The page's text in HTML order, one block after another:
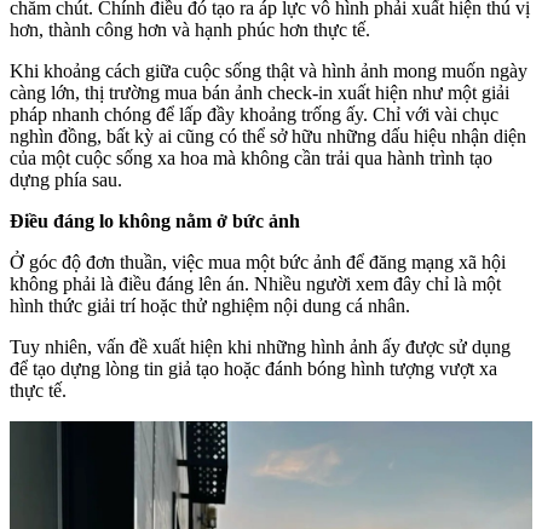
chăm chút. Chính điều đó tạo ra áp lực vô hình phải xuất hiện thú vị
hơn, thành công hơn và hạnh phúc hơn thực tế.
Khi khoảng cách giữa cuộc sống thật và hình ảnh mong muốn ngày
càng lớn, thị trường mua bán ảnh check-in xuất hiện như một giải
pháp nhanh chóng để lấp đầy khoảng trống ấy. Chỉ với vài chục
nghìn đồng, bất kỳ ai cũng có thể sở hữu những dấu hiệu nhận diện
của một cuộc sống xa hoa mà không cần trải qua hành trình tạo
dựng phía sau.
Điều đáng lo không nằm ở bức ảnh
Ở góc độ đơn thuần, việc mua một bức ảnh để đăng mạng xã hội
không phải là điều đáng lên án. Nhiều người xem đây chỉ là một
hình thức giải trí hoặc thử nghiệm nội dung cá nhân.
Tuy nhiên, vấn đề xuất hiện khi những hình ảnh ấy được sử dụng
để tạo dựng lòng tin giả tạo hoặc đánh bóng hình tượng vượt xa
thực tế.